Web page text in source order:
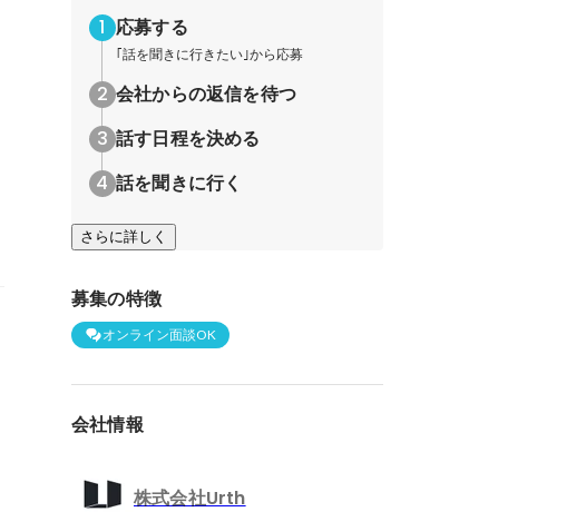
応募する
｢話を聞きに行きたい｣から応募
会社からの返信を待つ
話す日程を決める
話を聞きに行く
さらに詳しく
募集の特徴
オンライン面談OK
会社情報
株式会社Urth